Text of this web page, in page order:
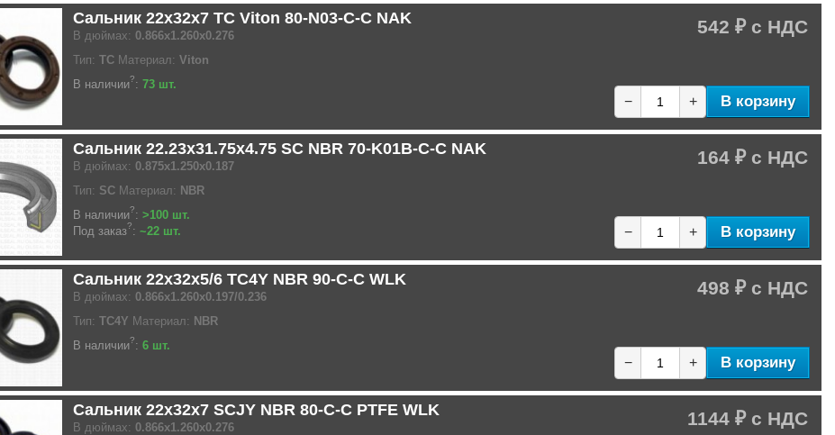
Сальник 22x32x7 TC Viton 80-N03-C-C NAK
В дюймах: 0.866x1.260x0.276
Тип: TC Материал: Viton
В наличии?: 73 шт.
542 ₽
− + В корзину
Сальник 22.23x31.75x4.75 SC NBR 70-K01B-C-C NAK
В дюймах: 0.875x1.250x0.187
Тип: SC Материал: NBR
В наличии?: >100 шт.
Под заказ?: ~22 шт.
164 ₽
− + В корзину
Сальник 22x32x5/6 TC4Y NBR 90-C-C WLK
В дюймах: 0.866x1.260x0.197/0.236
Тип: TC4Y Материал: NBR
В наличии?: 6 шт.
498 ₽
− + В корзину
Сальник 22x32x7 SCJY NBR 80-C-C PTFE WLK
В дюймах: 0.866x1.260x0.276
1144 ₽